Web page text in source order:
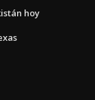
hoy